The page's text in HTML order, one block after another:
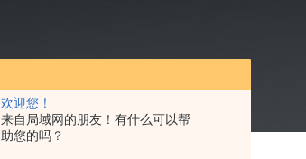
欢迎您！
来自局域网的朋友！有什么可以帮
助您的吗？